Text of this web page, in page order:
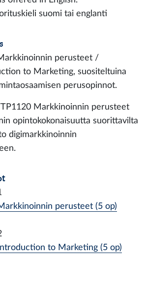
suomi tai englanti
perusteet /
to Marketing, suositeltuina
perusopinnot.
Markkinoinnin perusteet
opintokokonaisuutta suorittavilta
digimarkkinoinnin
perusteet (5 op)
to Marketing (5 op)